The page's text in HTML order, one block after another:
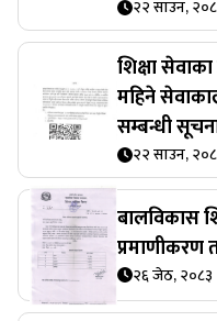
२२ साउन,
शिक्षा
महिने
सम्बन्धी
२२ साउन,
बालविकास
प्रमाणीकरण
२६ जेठ, २०८३